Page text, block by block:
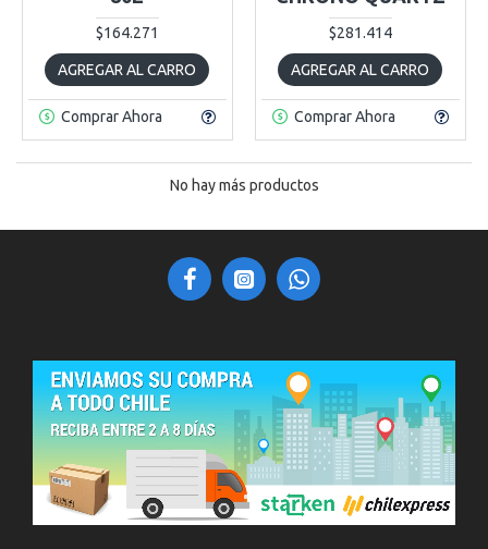
$164.271
AGREGAR AL CARRO
Comprar Ahora
$281.414
AGREGAR AL CARRO
Comprar Ahora
No hay más productos